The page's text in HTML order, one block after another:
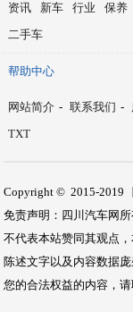
资讯 新车 行业 保养
二手车
帮助中心
网站简介 - 联系我们 -
TXT
Copyright © 2015-2019
免责声明：四川汽车网
不代表本站赞同其观点
陈述文字以及内容数据
您的合法权益的内容，